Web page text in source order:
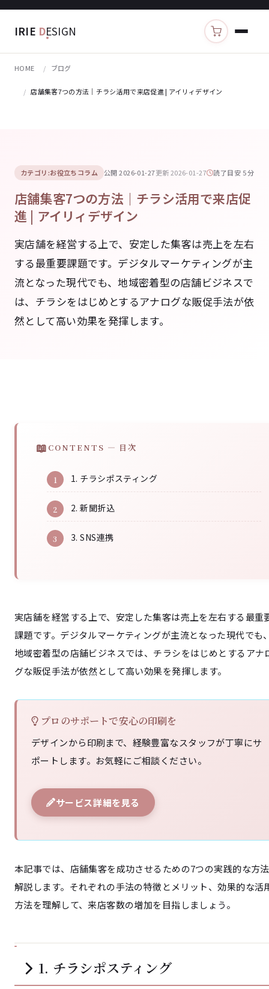
IRIE DESIGN カートを見る
HOME ブログ
店舗集客7つの方法｜チラシ活用で来店促進 | アイリィデザイン
カテゴリ:お役立ちコラム 公開 2026-01-27更新 2026-01-27 読了目安 5 分
店舗集客7つの方法｜チラシ活用で来店促
進 | アイリィデザイン
実店舗を経営する上で、安定した集客は売上を左右
する最重要課題です。デジタルマーケティングが主
流となった現代でも、地域密着型の店舗ビジネスで
は、チラシをはじめとするアナログな販促手法が依
然として高い効果を発揮します。
CONTENTS — 目次
1. チラシポスティング
2. 新聞折込
3. SNS連携
実店舗を経営する上で、安定した集客は売上を左右する最重
課題です。デジタルマーケティングが主流となった現代でも
地域密着型の店舗ビジネスでは、チラシをはじめとするアナ
グな販促手法が依然として高い効果を発揮します。
プロのサポートで安心の印刷を
デザインから印刷まで、経験豊富なスタッフが丁寧にサ
ポートします。お気軽にご相談ください。
サービス詳細を見る
本記事では、店舗集客を成功させるための7つの実践的な方
解説します。それぞれの手法の特徴とメリット、効果的な活
方法を理解して、来店客数の増加を目指しましょう。
1. チラシポスティング